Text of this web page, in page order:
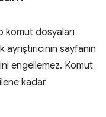
komut dosyaları
sayfanın
engellemez. Komut
kadar